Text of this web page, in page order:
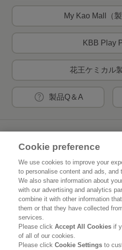
My Kao Mall（製
KBB Play
花王ケミカル
製品Q＆A
Home
サステナビリティ
ブランド
Cookie preference
We use cookies to improve your
to personalise content and ads, and
We also share information about
with our advertising and analytics
combine it with other information
them or that they have collected
services.
Please clickAccept All Cookies if
of all of our cookies.
Please clickCookie Settingsto